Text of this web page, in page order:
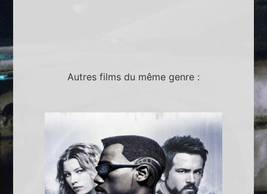
Autres films du même genre :